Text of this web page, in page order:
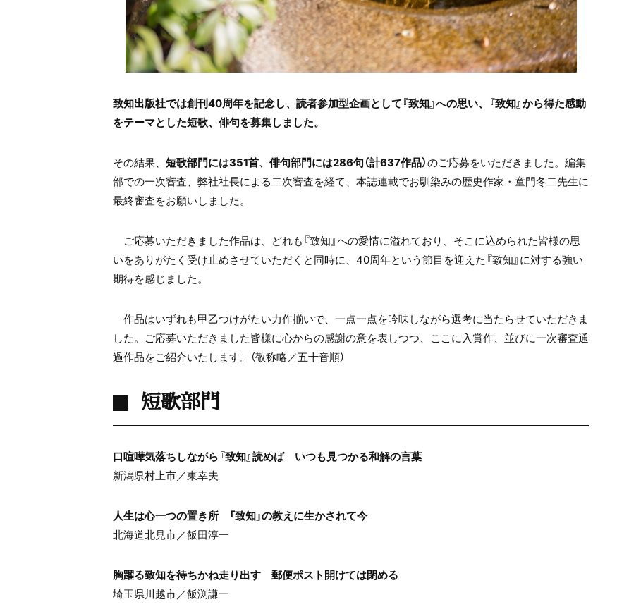
致知出版社では創刊40周年を記念し、読者参加型企画として『致知』への思い、『致知』から得た感動
をテーマとした短歌、俳句を募集しました。
その結果、 短歌部門には351首、俳句部門には286句（計637作品）のご応募をいただきました。編集
部での一次審査、弊社社長による二次審査を経て、本誌連載でお馴染みの歴史作家・童門冬二先生に
最終審査をお願いしました。
ご応募いただきました作品は、どれも『致知』への愛情に溢れており、そこに込められた皆様の思
いをありがたく受け止めさせていただくと同時に、40周年という節目を迎えた『致知』に対する強い
期待を感じました。
作品はいずれも甲乙つけがたい力作揃いで、一点一点を吟味しながら選考に当たらせていただきま
した。ご応募いただきました皆様に心からの感謝の意を表しつつ、ここに入賞作、並びに一次審査通
過作品をご紹介いたします。（敬称略／五十音順）
短歌部門
口喧嘩気落ちしながら『致知』読めば いつも見つかる和解の言葉
新潟県村上市／東幸夫
人生は心一つの置き所 「致知」の教えに生かされて今
北海道北見市／飯田淳一
胸躍る致知を待ちかね走り出す 郵便ポスト開けては閉める
埼玉県川越市／飯渕謙一